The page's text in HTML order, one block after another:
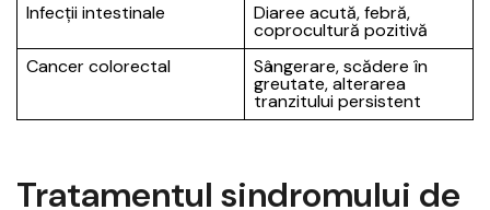
Infecții intestinale
Diaree acută, febră,
coprocultură pozitivă
Cancer colorectal
Sângerare, scădere în
greutate, alterarea
tranzitului persistent
Tratamentul sindromului de